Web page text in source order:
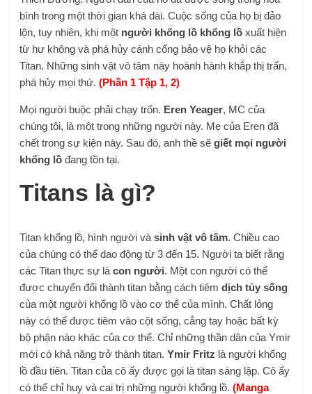
bình trong một thời gian khá dài. Cuộc sống của họ bị đảo
lộn, tuy nhiên, khi một người khổng lồ khổng lồ xuất hiện
từ hư không và phá hủy cánh cổng bảo vệ họ khỏi các
Titan. Những sinh vật vô tâm này hoành hành khắp thị trấn,
phá hủy mọi thứ.(Phần 1 Tập 1, 2)
Mọi người buộc phải chạy trốn. Eren Yeager, MC của
chúng tôi, là một trong những người này. Mẹ của Eren đã
chết trong sự kiện này. Sau đó, anh thề sẽgiết mọi người
khổng lồđang tồn tại.
Titans là gì?
Titan khổng lồ, hình người vàsinh vật vô tâm. Chiều cao
của chúng có thể dao động từ 3 đến 15. Người ta biết rằng
các Titan thực sự làcon người. Một con người có thể
được chuyển đổi thành titan bằng cách tiêmdịch tủy sống
của một người khổng lồ vào cơ thể của mình. Chất lỏng
này có thể được tiêm vào cột sống, cẳng tay hoặc bất kỳ
bộ phận nào khác của cơ thể. Chỉ những thần dân của Ymir
mới có khả năng trở thành titan.Ymir Fritz là người khổng
lồ đầu tiên. Titan của cô ấy được gọi là titan sáng lập. Cô ấy
có thể chỉ huy và cai trị những người khổng lồ. (Manga